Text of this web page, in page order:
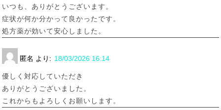
いつも、ありがとうございます。
症状が何か分かって良かったです。
処方薬が効いて安心しました。
匿名 より: 18/03/2026 16:14
優しく対応していただき
ありがとうございました。
これからもよろしくお願いします。